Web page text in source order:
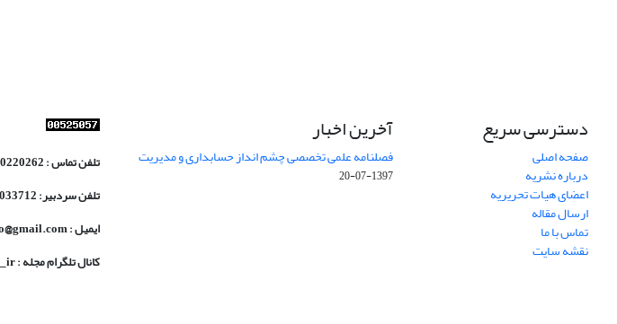
دسترسی سریع
صفحه اصلی
درباره نشریه
اعضای هیات تحریریه
ارسال مقاله
تماس با ما
نقشه سایت
آخرین اخبار
فصلنامه علمی تخصصی چشم انداز حسابداری و مدیریت
1397-07-20
تلفن تماس : 09900220262
تلفن سردبیر: 09143033712
ایمیل : jamv.info@gmail.com
کانال تلگرام مجله : jamv_ir@